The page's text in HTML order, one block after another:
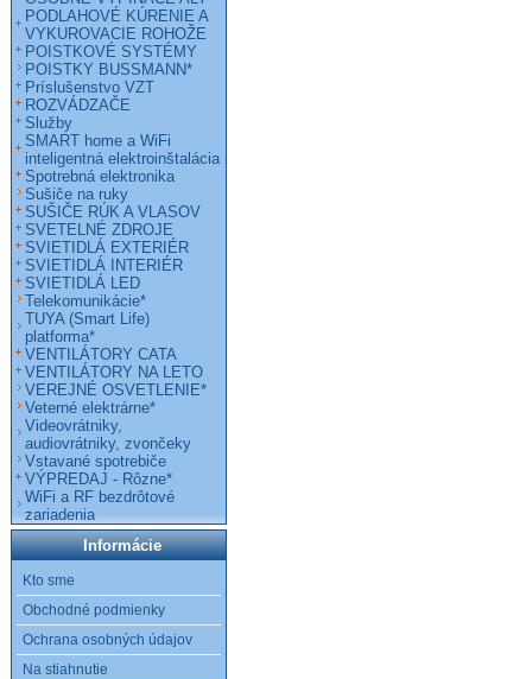
PODLAHOVÉ KÚRENIE A
VYKUROVACIE ROHOŽE
POISTKOVÉ SYSTÉMY
POISTKY BUSSMANN*
Príslušenstvo VZT
ROZVÁDZAČE
Služby
SMART home a WiFi
inteligentná elektroinštalácia
Spotrebná elektronika
Sušiče na ruky
SUŠIČE RÚK A VLASOV
SVETELNÉ ZDROJE
SVIETIDLÁ EXTERIÉR
SVIETIDLÁ INTERIÉR
SVIETIDLÁ LED
Telekomunikácie*
TUYA (Smart Life)
platforma*
VENTILÁTORY CATA
VENTILÁTORY NA LETO
VEREJNÉ OSVETLENIE*
Veterné elektrárne*
Videovrátniky,
audiovrátniky, zvončeky
Vstavané spotrebiče
VÝPREDAJ - Rôzne*
WiFi a RF bezdrôtové
zariadenia
Informácie
Kto sme
Obchodné podmienky
Ochrana osobných údajov
Na stiahnutie